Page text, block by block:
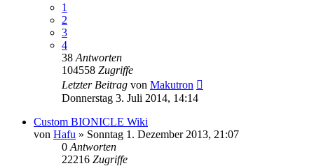
1
2
3
4
38 Antworten
104558 Zugriffe
Letzter Beitrag von Makutron
Donnerstag 3. Juli 2014, 14:14
Custom BIONICLE Wiki
von Hafu » Sonntag 1. Dezember 2013, 21:07
0 Antworten
22216 Zugriffe